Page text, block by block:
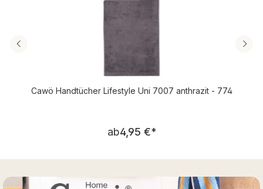
Cawö Handtücher Lifestyle Uni 7007 anthrazit - 774
Regulärer Preis:
ab4,95 €*